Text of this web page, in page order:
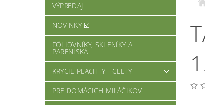
VÝPREDAJ
NOVINKY ☑️
FÓLIOVNÍKY, SKLENÍKY A
PARENISKÁ
KRYCIE PLACHTY - CELTY
PRE DOMÁCICH MILÁČIKOV